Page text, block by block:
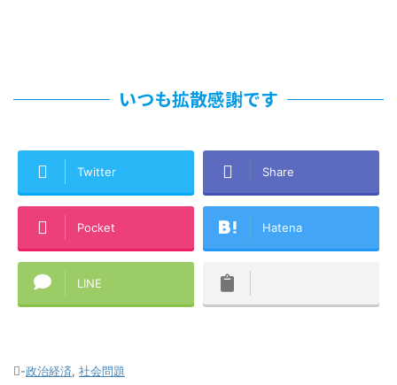
いつも拡散感謝です
Twitter Share
Pocket Hatena
LINE
-政治経済, 社会問題